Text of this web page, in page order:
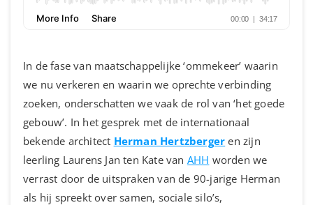
In de fase van maatschappelijke ‘ommekeer’ waarin
we nu verkeren en waarin we oprechte verbinding
zoeken, onderschatten we vaak de rol van ‘het goede
gebouw’. In het gesprek met de internationaal
bekende architect Herman Hertzberger en zijn
leerling Laurens Jan ten Kate van AHH worden we
verrast door de uitspraken van de 90-jarige Herman
als hij spreekt over samen, sociale silo’s,